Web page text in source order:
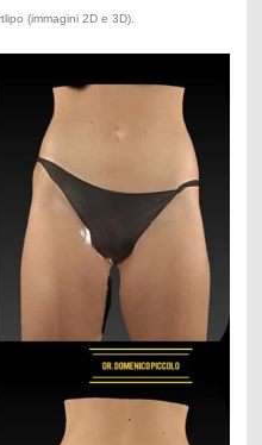
(immagini 2D e 3D).